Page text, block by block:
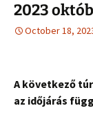
2023
October 18,
A következő
az időjárás